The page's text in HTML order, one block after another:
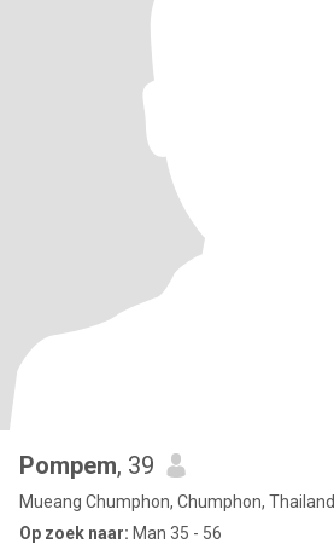
Pompem, 39
Mueang Chumphon, Chumphon, Thailand
Op zoek naar: Man 35 - 56